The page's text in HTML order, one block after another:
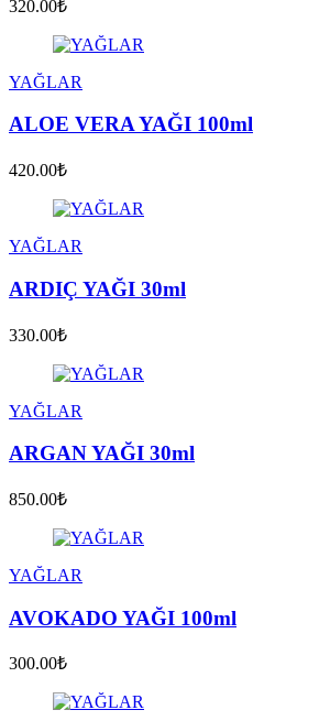
320.00₺
YAĞLAR
ALOE VERA YAĞI 100ml
420.00₺
YAĞLAR
ARDIÇ YAĞI 30ml
330.00₺
YAĞLAR
ARGAN YAĞI 30ml
850.00₺
YAĞLAR
AVOKADO YAĞI 100ml
300.00₺